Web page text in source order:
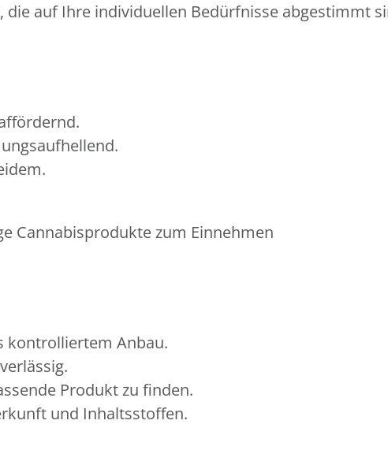
die auf Ihre individuellen Bedürfnisse abgestimmt
Cannabisprodukte zum Einnehmen
kontrolliertem Anbau.
Produkt zu finden.
und Inhaltsstoffen.